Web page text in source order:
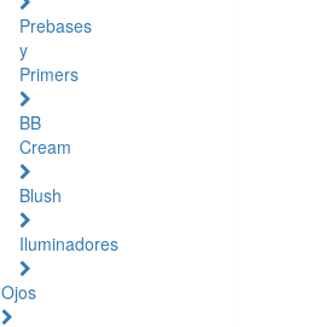
Prebases
y
Primers
BB
Cream
Blush
Iluminadores
Ojos